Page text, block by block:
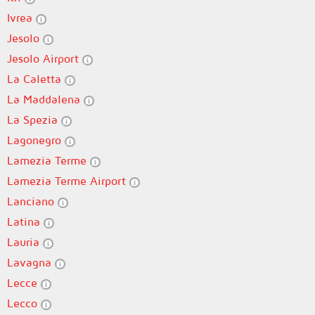
Ivrea
Jesolo
Jesolo Airport
La Caletta
La Maddalena
La Spezia
Lagonegro
Lamezia Terme
Lamezia Terme Airport
Lanciano
Latina
Lauria
Lavagna
Lecce
Lecco